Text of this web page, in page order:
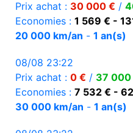
Prix achat : 30 000 € /
Economies : 1 569 € -
20 000 km/an - 1 an(s)
08/08 23:22
Prix achat : 0 € / 37 000
Economies : 7 532 € -
30 000 km/an - 1 an(s)